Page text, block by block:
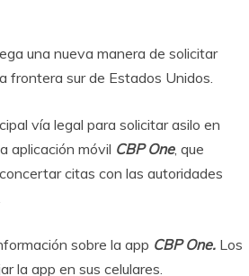
una nueva manera de solicitar
frontera sur de Estados Unidos.
vía legal para solicitar asilo en
aplicación móvil CBP One, que
citas con las autoridades
sobre la app CBP One. Los
la app en sus celulares.